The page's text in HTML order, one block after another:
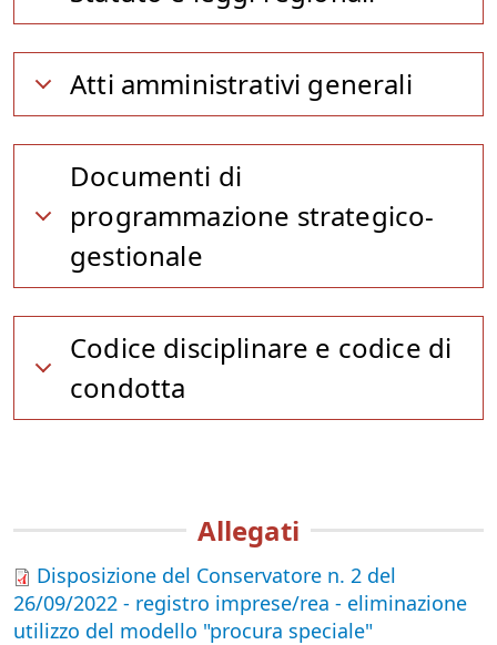
Atti amministrativi generali
Documenti di
programmazione strategico-
gestionale
Codice disciplinare e codice di
condotta
Allegati
Disposizione del Conservatore n. 2 del
26/09/2022 - registro imprese/rea - eliminazione
utilizzo del modello "procura speciale"